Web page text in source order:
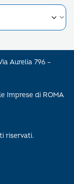
Aurelia 796 –
Imprese di ROMA
riservati.